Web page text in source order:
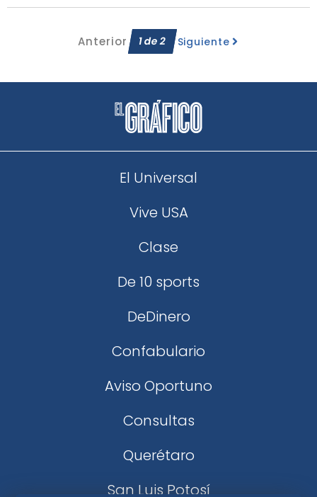
Anterior 1de2 Siguiente
El Universal
Vive USA
Clase
De 10 sports
DeDinero
Confabulario
Aviso Oportuno
Consultas
Querétaro
San Luis Potosí